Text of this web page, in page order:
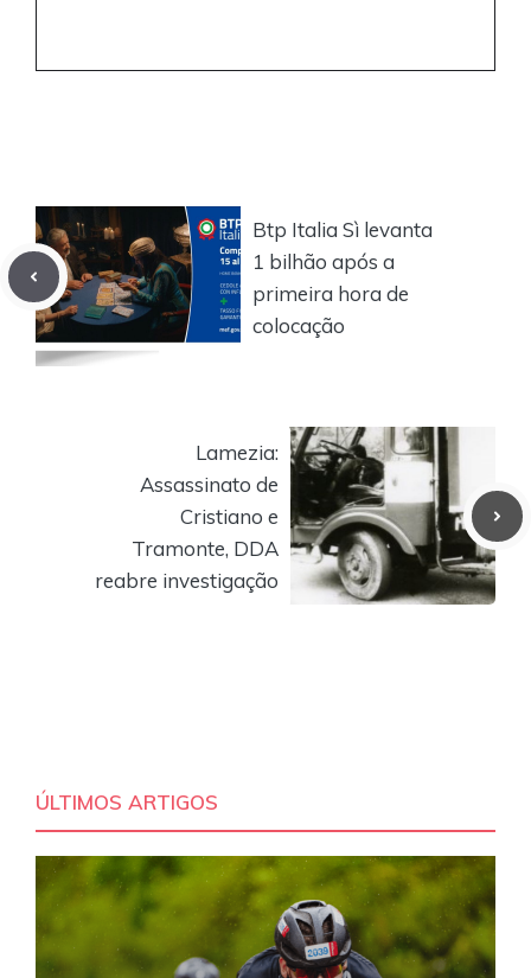
Btp Italia Sì levanta
1 bilhão após a
primeira hora de
colocação
Lamezia:
Assassinato de
Cristiano e
Tramonte, DDA
reabre investigação
ÚLTIMOS ARTIGOS